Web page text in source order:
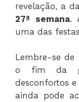
revelação, a
27ª semana.
uma das
Lembre-se
o fim da
desconfortos
ainda pode